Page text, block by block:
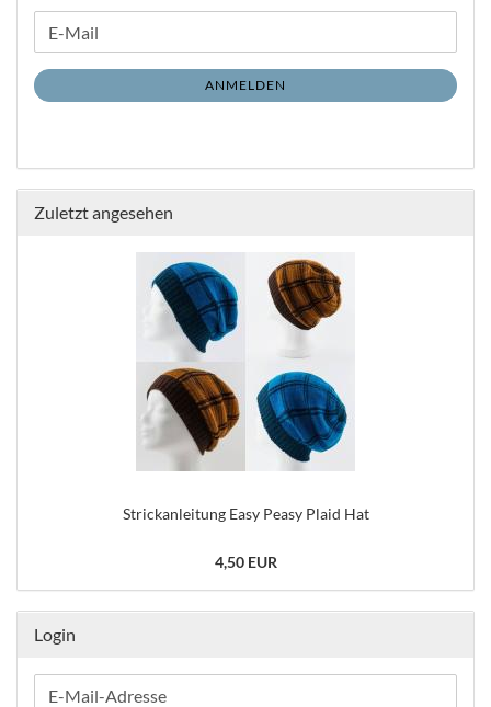
ZUR
NEWSLETTER-
ANMELDUNG
E-
Mail
ANMELDEN
Zuletzt angesehen
Strickanleitung Easy Peasy Plaid Hat
4,50 EUR
Login
E-